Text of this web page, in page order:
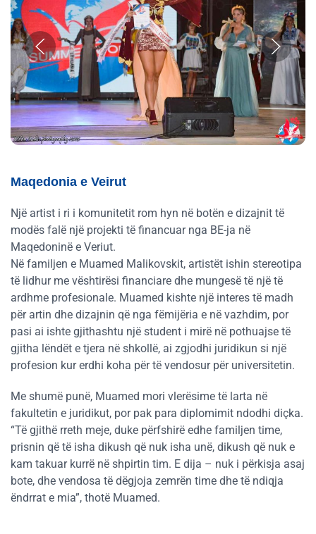
Maqedonia e Veirut
Një artist i ri i komunitetit rom hyn në botën e dizajnit të
modës falë një projekti të financuar nga BE-ja në
Maqedoninë e Veriut.
Në familjen e Muamed Malikovskit, artistët ishin stereotipa
të lidhur me vështirësi financiare dhe mungesë të një të
ardhme profesionale. Muamed kishte një interes të madh
për artin dhe dizajnin që nga fëmijëria e në vazhdim, por
pasi ai ishte gjithashtu një student i mirë në pothuajse të
gjitha lëndët e tjera në shkollë, ai zgjodhi juridikun si një
profesion kur erdhi koha për të vendosur për universitetin.
Me shumë punë, Muamed mori vlerësime të larta në
fakultetin e juridikut, por pak para diplomimit ndodhi diçka.
“Të gjithë rreth meje, duke përfshirë edhe familjen time,
prisnin që të isha dikush që nuk isha unë, dikush që nuk e
kam takuar kurrë në shpirtin tim. E dija – nuk i përkisja asaj
bote, dhe vendosa të dëgjoja zemrën time dhe të ndiqja
ëndrrat e mia”, thotë Muamed.